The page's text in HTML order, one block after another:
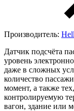
Производитель:
Датчик подсчёта
уровень
даже в сложных
количество
момент, а также
контролируемую
вагон, здание или